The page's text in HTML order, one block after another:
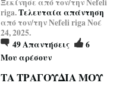
riga.Τελευταία απάντηση
από τον/την Nefeli riga Νοέ
24, 2025.
49Απαντήσεις
6
Μου αρέσουν
ΤΑ ΤΡΑΓΟΥΔΙΑ ΜΟΥ